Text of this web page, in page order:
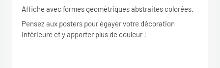
de
prix :
Affiche avec formes géométriques abstraites colorées.
Pensez aux posters pour égayer votre décoration
intérieure et y apporter plus de couleur !